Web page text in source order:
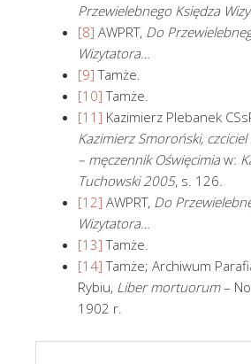
Przewielebnego Księdza
[8] AWPRT, Do
Wizytatora…
[9] Tamże.
[10] Tamże.
[11] Kazimierz Plebanek
Kazimierz Smoroński,
– męczennik Oświęcimiaw:
Tuchowski 2005, s. 126.
[12] AWPRT, Do
Wizytatora…
[13] Tamże.
[14] Tamże; Archiwum
Rybiu, Liber mortuorum–
1902 r.